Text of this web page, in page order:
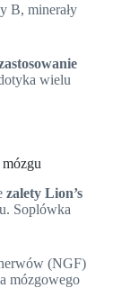
B, minerały
wielu
zalety Lion’s
Soplówka
(NGF)
mózgowego